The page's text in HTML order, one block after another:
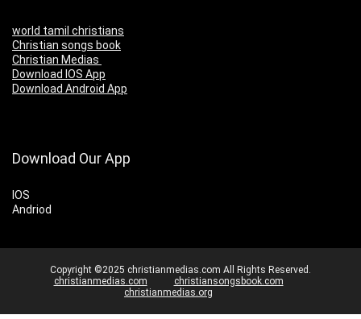
world tamil christians
Christian songs book
Christian Medias
Download IOS App
Download Android App
Download Our App
IOS
Andriod
Copyright ©2025 christianmedias.com All Rights Reserved.
christianmedias.com
christiansongsbook.com
christianmedias.org